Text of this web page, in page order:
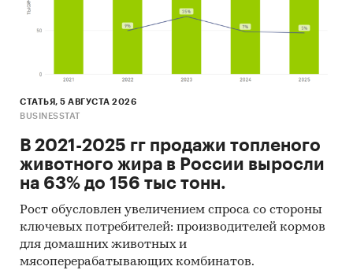
СТАТЬЯ, 5 АВГУСТА 2026
BUSINESSTAT
В 2021-2025 гг продажи топленого
животного жира в России выросли
на 63% до 156 тыс тонн.
Рост обусловлен увеличением спроса со стороны
ключевых потребителей: производителей кормов
для домашних животных и
мясоперерабатывающих комбинатов.